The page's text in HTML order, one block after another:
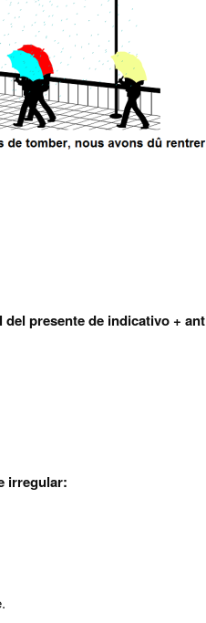
presente de indicativo + ant
irregular: